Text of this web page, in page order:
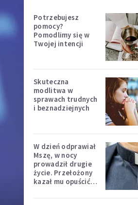
Potrzebujesz
pomocy?
Pomodlimy się w
Twojej intencji
Skuteczna
modlitwa w
sprawach trudnych
i beznadziejnych
W dzień odprawiał
Mszę, w nocy
prowadził drugie
życie. Przełożony
kazał mu opuścić